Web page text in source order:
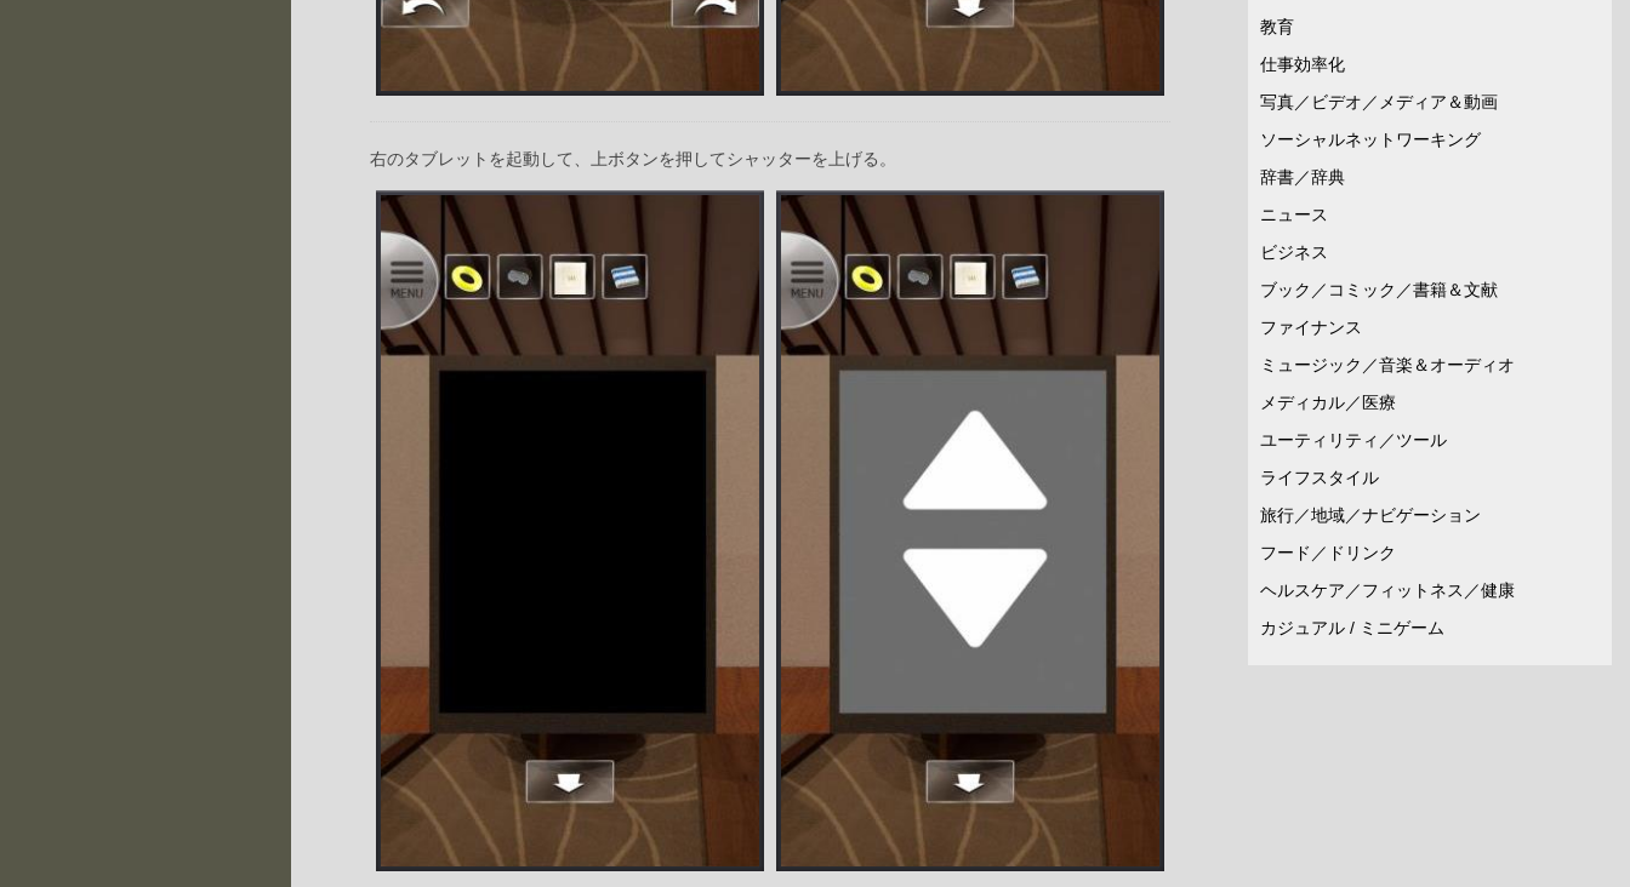
右のタブレットを起動して、上ボタンを押してシャッターを上げる。
教育
仕事効率化
写真／ビデオ／メディア＆動画
ソーシャルネットワーキング
辞書／辞典
ニュース
ビジネス
ブック／コミック／書籍＆文献
ファイナンス
ミュージック／音楽＆オーディオ
メディカル／医療
ユーティリティ／ツール
ライフスタイル
旅行／地域／ナビゲーション
フード／ドリンク
ヘルスケア／フィットネス／健康
カジュアル / ミニゲーム